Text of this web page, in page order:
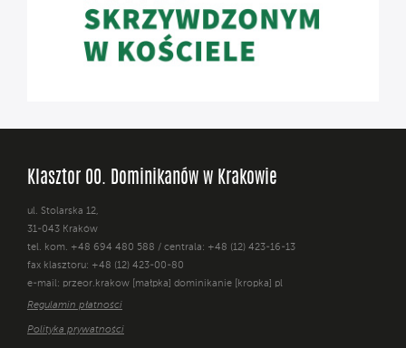
Klasztor OO. Dominikanów w Krakowie
ul. Stolarska 12,
31-043 Kraków
tel. kom. +48 694 480 588 / centrala: +48 (12) 423-16-13
fax klasztoru: +48 (12) 423-00-80
e-mail: przeor.krakow [małpka] dominikanie [kropka] pl
Regulamin płatności
Polityka prywatności